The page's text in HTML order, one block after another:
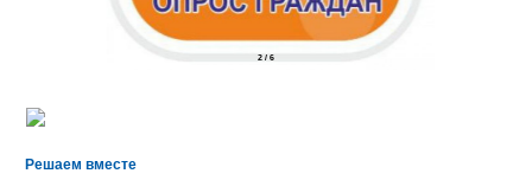
2 / 6
Решаем вместе